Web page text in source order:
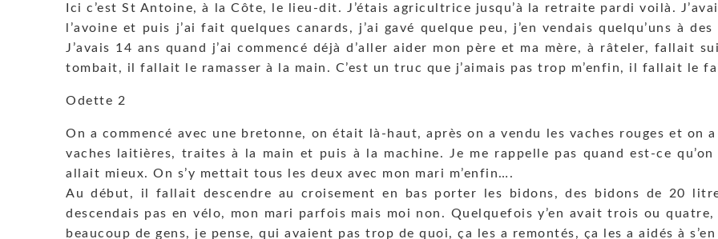
Ici c’est St Antoine, à la Côte, le lieu-dit. J’étais agricultrice jusqu’à la retraite pardi voilà.
l’avoine et puis j’ai fait quelques canards, j’ai gavé quelque peu, j’en vendais quelqu’uns à
J’avais 14 ans quand j’ai commencé déjà d’aller aider mon père et ma mère, à râteler, fallait
tombait, il fallait le ramasser à la main. C’est un truc que j’aimais pas trop m’enfin, il fallait le
Odette 2
On a commencé avec une bretonne, on était là-haut, après on a vendu les vaches rouges et on
vaches laitières, traites à la main et puis à la machine. Je me rappelle pas quand est-ce qu’on
allait mieux. On s’y mettait tous les deux avec mon mari m’enfin….
Au début, il fallait descendre au croisement en bas porter les bidons, des bidons de 20
descendais pas en vélo, mon mari parfois mais moi non. Quelquefois y’en avait trois ou
beaucoup de gens, je pense, qui avaient pas trop de quoi, ça les a remontés, ça les a aidés à